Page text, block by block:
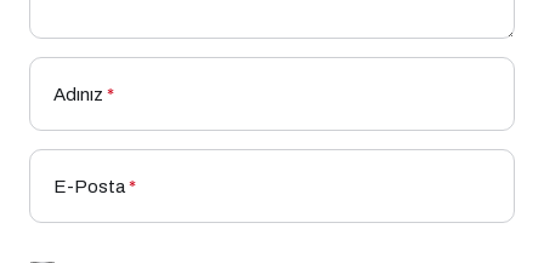
Adınız *
E-Posta*